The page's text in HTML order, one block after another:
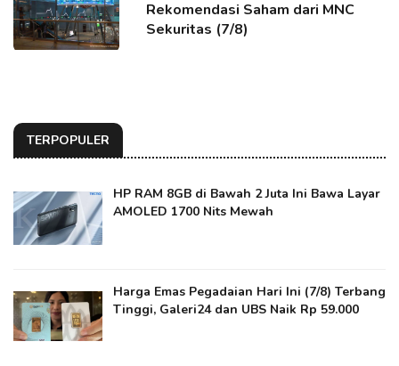
Rekomendasi Saham dari MNC
Sekuritas (7/8)
TERPOPULER
HP RAM 8GB di Bawah 2 Juta Ini Bawa Layar
AMOLED 1700 Nits Mewah
Harga Emas Pegadaian Hari Ini (7/8) Terbang
Tinggi, Galeri24 dan UBS Naik Rp 59.000